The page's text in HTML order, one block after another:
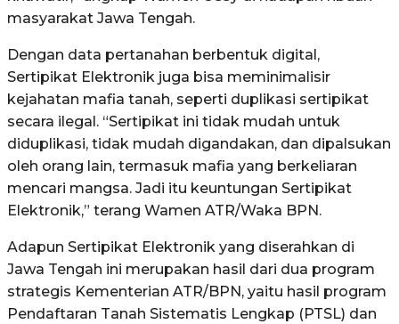
masyarakat Jawa Tengah.
Dengan data pertanahan berbentuk digital,
Sertipikat Elektronik juga bisa meminimalisir
kejahatan mafia tanah, seperti duplikasi sertipikat
secara ilegal. “Sertipikat ini tidak mudah untuk
diduplikasi, tidak mudah digandakan, dan dipalsukan
oleh orang lain, termasuk mafia yang berkeliaran
mencari mangsa. Jadi itu keuntungan Sertipikat
Elektronik,” terang Wamen ATR/Waka BPN.
Adapun Sertipikat Elektronik yang diserahkan di
Jawa Tengah ini merupakan hasil dari dua program
strategis Kementerian ATR/BPN, yaitu hasil program
Pendaftaran Tanah Sistematis Lengkap (PTSL) dan